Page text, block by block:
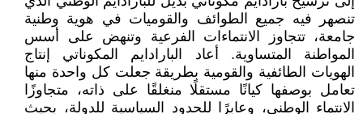
تنصهر فيه جميع الطوائف والقوميات في هوية وطنية
جامعة، تتجاوز الانتماءات الفرعية وتنهض على أسس
المواطنة المتساوية. أعاد البارادايم المكوناتي إنتاج
الهويات الطائفية والقومية بطريقة جعلت كل واحدة منها
تعامل بوصفها كيانًا مستقلًا منغلقًا على ذاته، متجاوزًا
الانتماء الوطني، وعابرًا للحدود السياسية للدولة، بحيث